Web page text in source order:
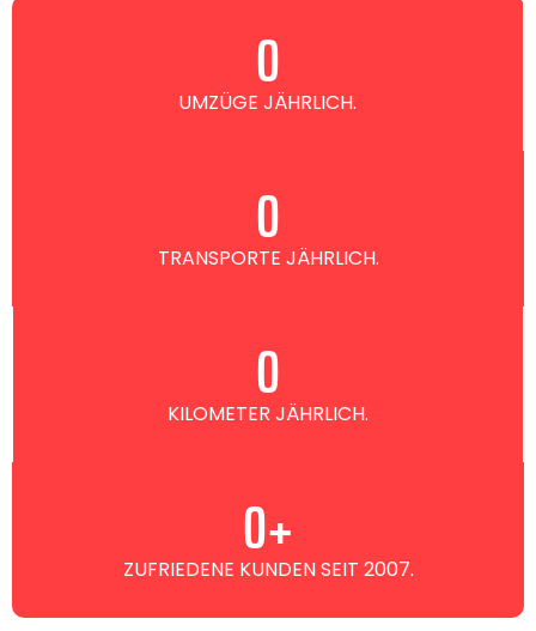
UMZÜGE JÄHRLICH.
0
TRANSPORTE JÄHRLICH.
0
KILOMETER JÄHRLICH.
0
ZUFRIEDENE KUNDEN SEIT 2007.
0+